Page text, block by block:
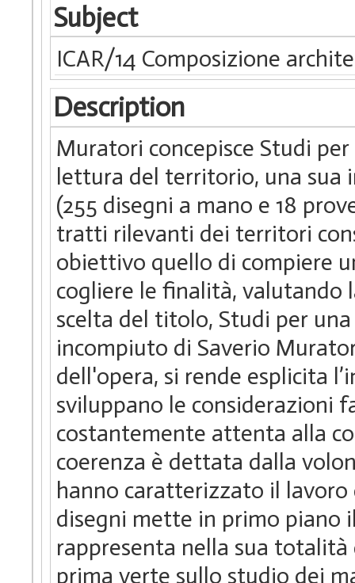
Subject
ICAR/14 Composizione
Description
Muratori concepisce Studi
lettura del territorio, una sua
(255 disegni a mano e 18
tratti rilevanti dei territori
obiettivo quello di compiere
cogliere le finalità,
scelta del titolo, Studi per
incompiuto di Saverio
dell'opera, si rende esplicita
sviluppano le considerazioni
costantemente attenta alla
coerenza è dettata dalla
hanno caratterizzato il
disegni mette in primo piano
rappresenta nella sua totalità
prima verte sullo studio dei